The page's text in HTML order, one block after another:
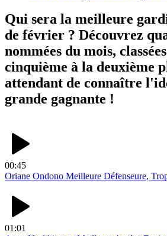
Qui sera la meilleure
de février ? Découvrez
nommées du mois,
cinquième à la deuxième
attendant de connaître
grande gagnante !
00:45
Oriane Ondono Meilleure Défenseure,
01:01